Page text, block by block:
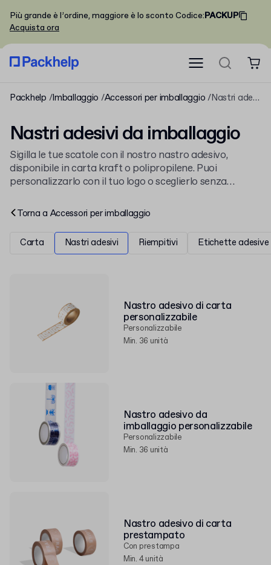
Più grande è l’ordine, maggiore è lo sconto Codice:PACKUP
Acquista ora
Packhelp Imballaggio Accessori per imballaggio Nastri adesivi
Nastri adesivi da imballaggio
Sigilla le tue scatole con il nostro nastro adesivo,
disponibile in carta kraft o polipropilene. Puoi
personalizzarlo con il tuo logo o sceglierlo senza
packaging coordinato e sicuro per ogni spedizione.
Torna a Accessori per imballaggio
Carta Nastri adesivi Riempitivi Etichette adesive
Nastro adesivo di carta
personalizzabile
Personalizzabile
Min. 36 unità
Nastro adesivo da
imballaggio personalizzabile
Personalizzabile
Min. 36 unità
Nastro adesivo di carta
prestampato
Con prestampa
Min. 4 unità